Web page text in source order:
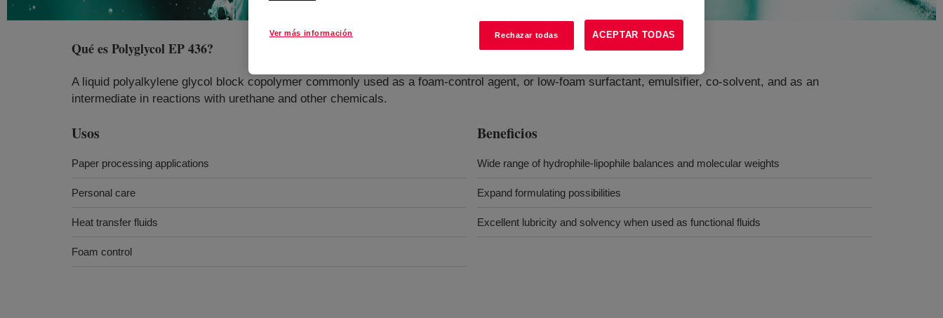
Qué esPolyglycol EP 436?
A liquid polyalkylene glycol block copolymer commonly used as a foam-control agent, or low-foam surfactant, emulsifier, co-solvent, and as an
intermediate in reactions with urethane and other chemicals.
Usos
Paper processing applications
Personal care
Heat transfer fluids
Foam control
Beneficios
Wide range of hydrophile-lipophile balances and molecular weights
Expand formulating possibilities
Excellent lubricity and solvency when used as functional fluids
Ver más información Rechazar todas ACEPTAR TODAS